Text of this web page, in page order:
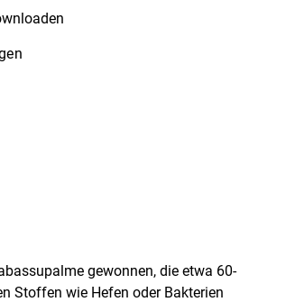
gewonnen, die etwa 60-
Stoffen wie Hefen oder Bakterien